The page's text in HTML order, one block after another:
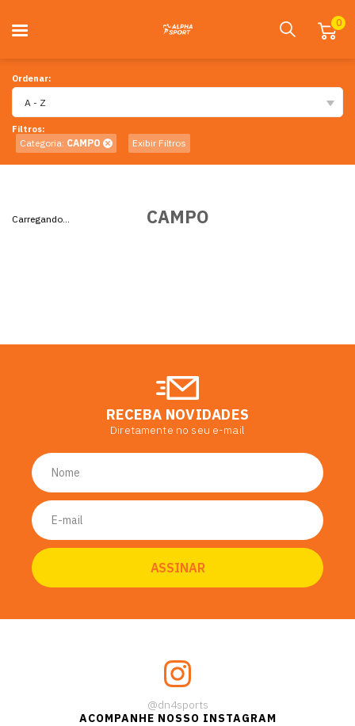
0
Ordenar:
A - Z
Filtros:
Categoria: CAMPO Exibir Filtros
CAMPO
Carregando...
RECEBA NOVIDADES
Diretamente no seu e-mail
@dn4sports
ACOMPANHE NOSSO INSTAGRAM